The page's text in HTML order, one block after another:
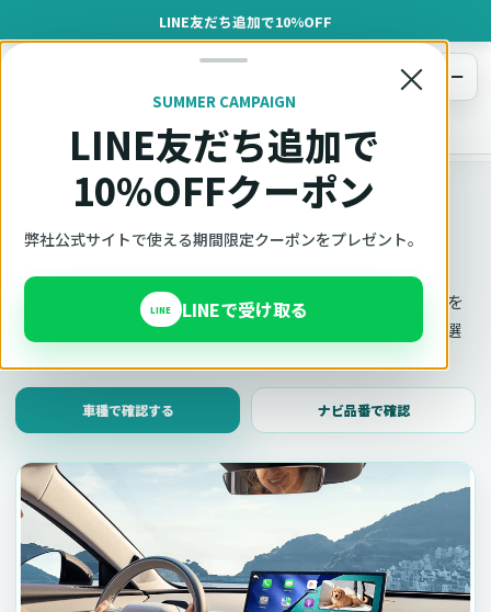
LINE友だち追加で10%OFF
×
SUMMER CAMPAIGN
LINE友だち追加で
10%OFFクーポン
弊社公式サイトで使える期間限定クーポンをプレゼント。
LINE LINEで受け取る
オットキャスト
メニュー
車種適合確認
車種適合確認
車種と年式で適合確認
Ottocast（オットキャスト）の対応製品、条件、注意事項を
このページ内で見られます。 迷った場合は、車種と年式を選
車種で確認する ナビ品番で確認